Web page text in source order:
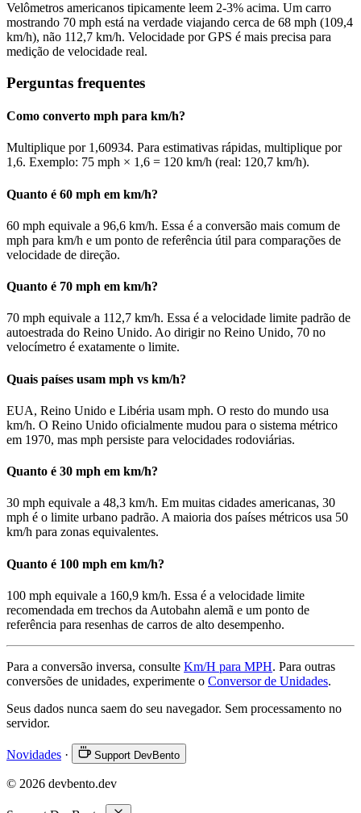
Velômetros americanos tipicamente leem 2-3% acima. Um carro
mostrando 70 mph está na verdade viajando cerca de 68 mph (109,4
km/h), não 112,7 km/h. Velocidade por GPS é mais precisa para
medição de velocidade real.
Perguntas frequentes
Como converto mph para km/h?
Multiplique por 1,60934. Para estimativas rápidas, multiplique por
1,6. Exemplo: 75 mph × 1,6 = 120 km/h (real: 120,7 km/h).
Quanto é 60 mph em km/h?
60 mph equivale a 96,6 km/h. Essa é a conversão mais comum de
mph para km/h e um ponto de referência útil para comparações de
velocidade de direção.
Quanto é 70 mph em km/h?
70 mph equivale a 112,7 km/h. Essa é a velocidade limite padrão de
autoestrada do Reino Unido. Ao dirigir no Reino Unido, 70 no
velocímetro é exatamente o limite.
Quais países usam mph vs km/h?
EUA, Reino Unido e Libéria usam mph. O resto do mundo usa
km/h. O Reino Unido oficialmente mudou para o sistema métrico
em 1970, mas mph persiste para velocidades rodoviárias.
Quanto é 30 mph em km/h?
30 mph equivale a 48,3 km/h. Em muitas cidades americanas, 30
mph é o limite urbano padrão. A maioria dos países métricos usa 50
km/h para zonas equivalentes.
Quanto é 100 mph em km/h?
100 mph equivale a 160,9 km/h. Essa é a velocidade limite
recomendada em trechos da Autobahn alemã e um ponto de
referência para resenhas de carros de alto desempenho.
Para a conversão inversa, consulte Km/H para MPH. Para outras
conversões de unidades, experimente o Conversor de Unidades.
Seus dados nunca saem do seu navegador. Sem processamento no
servidor.
Novidades · Support DevBento
© 2026 devbento.dev